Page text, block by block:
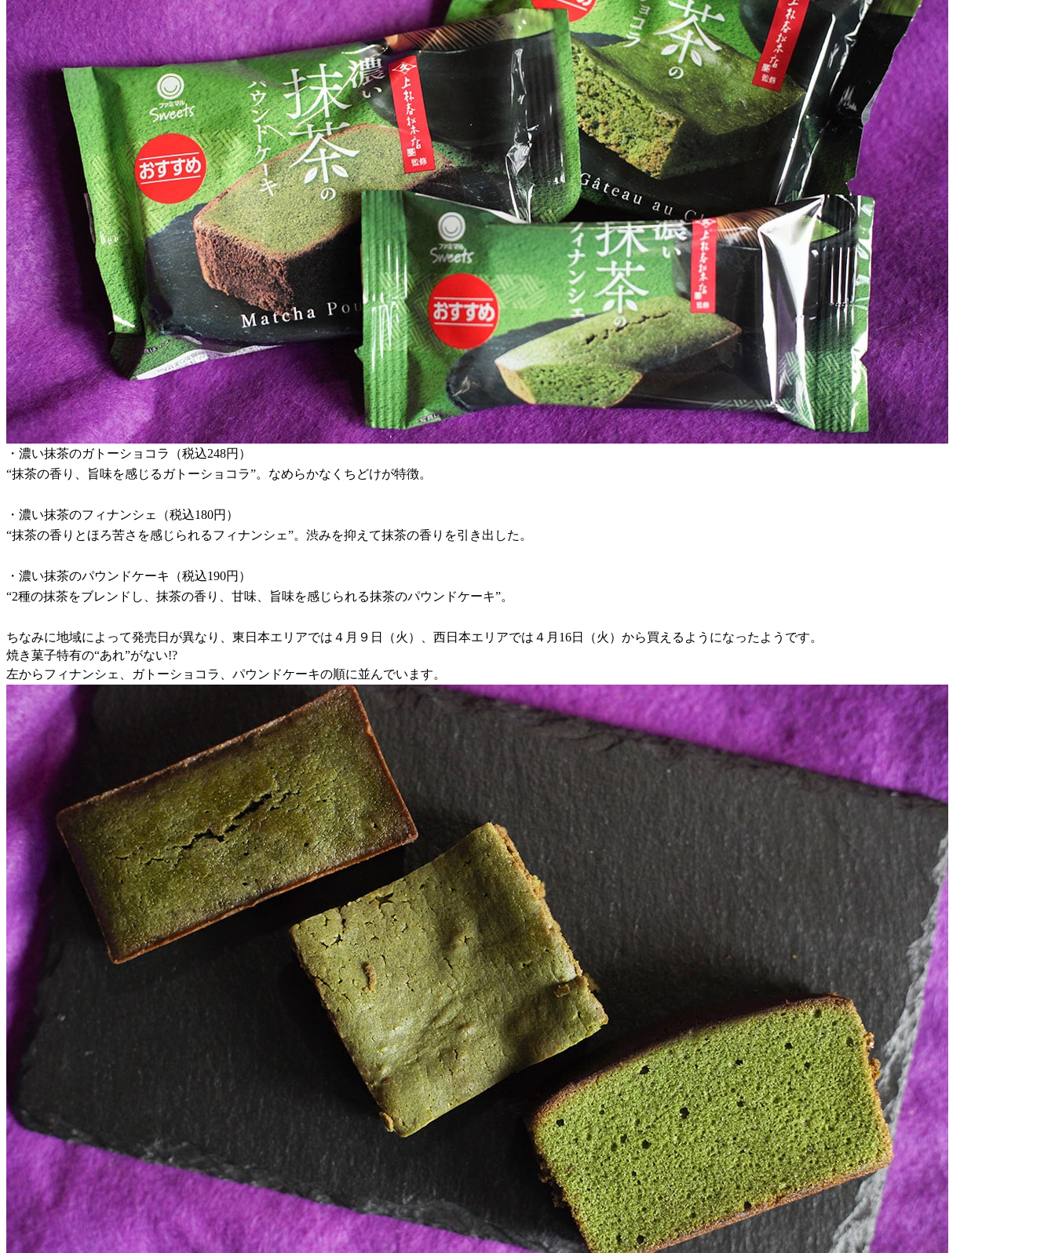
・濃い抹茶のガトーショコラ（税込248円）
“抹茶の香り、旨味を感じるガトーショコラ”。なめらかなくちどけが特徴。
・濃い抹茶のフィナンシェ（税込180円）
“抹茶の香りとほろ苦さを感じられるフィナンシェ”。渋みを抑えて抹茶の香りを引き出した。
・濃い抹茶のパウンドケーキ（税込190円）
“2種の抹茶をブレンドし、抹茶の香り、甘味、旨味を感じられる抹茶のパウンドケーキ”。
ちなみに地域によって発売日が異なり、東日本エリアでは４月９日（火）、西日本エリアでは４月16日（火）から買えるようになったようです。
焼き菓子特有の“あれ”がない!?
左からフィナンシェ、ガトーショコラ、パウンドケーキの順に並んでいます。